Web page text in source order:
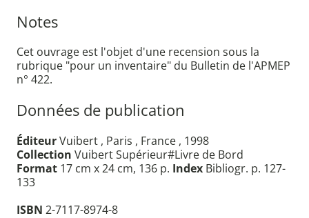
Notes
Cet ouvrage est l'objet d'une recension sous la
rubrique "pour un inventaire" du Bulletin de l'APMEP
n° 422.
Données de publication
ÉditeurVuibert , Paris , France , 1998
Collection Vuibert Supérieur#Livre de Bord
Format 17 cm x 24 cm, 136 p. Index Bibliogr. p. 127-
133
ISBN 2-7117-8974-8